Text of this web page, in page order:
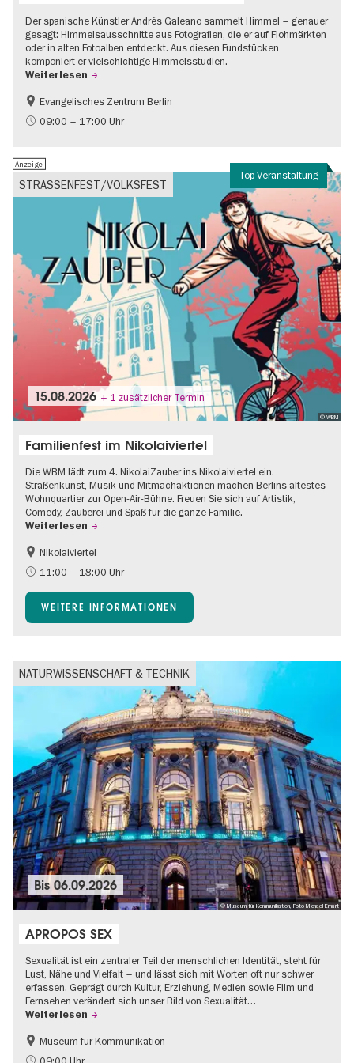
Der spanische Künstler Andrés Galeano sammelt Himmel – genauer
gesagt: Himmelsausschnitte aus Fotografien, die er auf Flohmärkten
oder in alten Fotoalben entdeckt. Aus diesen Fundstücken
komponiert er vielschichtige Himmelsstudien.
Weiterlesen
Gratis
Evangelisches Zentrum Berlin
09:00 – 17:00 Uhr
Top-Veranstaltung
STRASSENFEST/VOLKSFEST
Anzeige
© WBM
15.08.2026 + 1 zusätzlicher Termin
Familienfest im Nikolaiviertel
Die WBM lädt zum 4. NikolaiZauber ins Nikolaiviertel ein.
Straßenkunst, Musik und Mitmachaktionen machen Berlins ältestes
Wohnquartier zur Open-Air-Bühne. Freuen Sie sich auf Artistik,
Comedy, Zauberei und Spaß für die ganze Familie.
Weiterlesen
Barrierefrei
Food
Gratis
Kinder
Ticket-Tipp
Nikolaiviertel
11:00 – 18:00 Uhr
WEITERE INFORMATIONEN
NATURWISSENSCHAFT & TECHNIK
© Museum für Kommunikation, Foto Michael Erhart
Bis06.09.2026
APROPOS SEX
Sexualität ist ein zentraler Teil der menschlichen Identität, steht für
Lust, Nähe und Vielfalt – und lässt sich mit Worten oft nur schwer
erfassen. Geprägt durch Kultur, Erziehung, Medien sowie Film und
Fernsehen verändert sich unser Bild von Sexualität…
Weiterlesen
Politik & Gesellschaft
Teenager
Museum für Kommunikation